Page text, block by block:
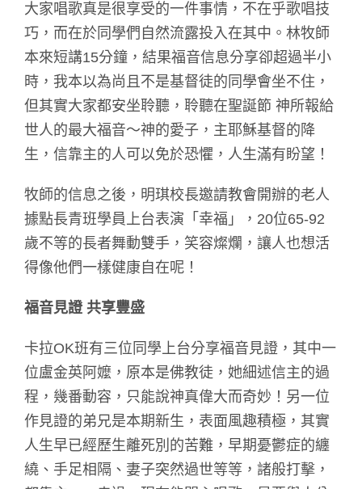
大家唱歌真是很享受的一件事情，不在乎歌唱技
巧，而在於同學們自然流露投入在其中。林牧師
本來短講15分鐘，結果福音信息分享卻超過半小
時，我本以為尚且不是基督徒的同學會坐不住，
但其實大家都安坐聆聽，聆聽在聖誕節 神所報給
世人的最大福音～神的愛子，主耶穌基督的降
生，信靠主的人可以免於恐懼，人生滿有盼望！
牧師的信息之後，明琪校長邀請教會開辦的老人
據點長青班學員上台表演「幸福」，20位65-92
歲不等的長者舞動雙手，笑容燦爛，讓人也想活
得像他們一樣健康自在呢！
福音見證 共享豐盛
卡拉OK班有三位同學上台分享福音見證，其中一
位盧金英阿嬤，原本是佛教徒，她細述信主的過
程，幾番動容，只能說神真偉大而奇妙！另一位
作見證的弟兄是本期新生，表面風趣積極，其實
人生早已經歷生離死別的苦難，早期憂鬱症的纏
繞、手足相隔、妻子突然過世等等，諸般打擊，